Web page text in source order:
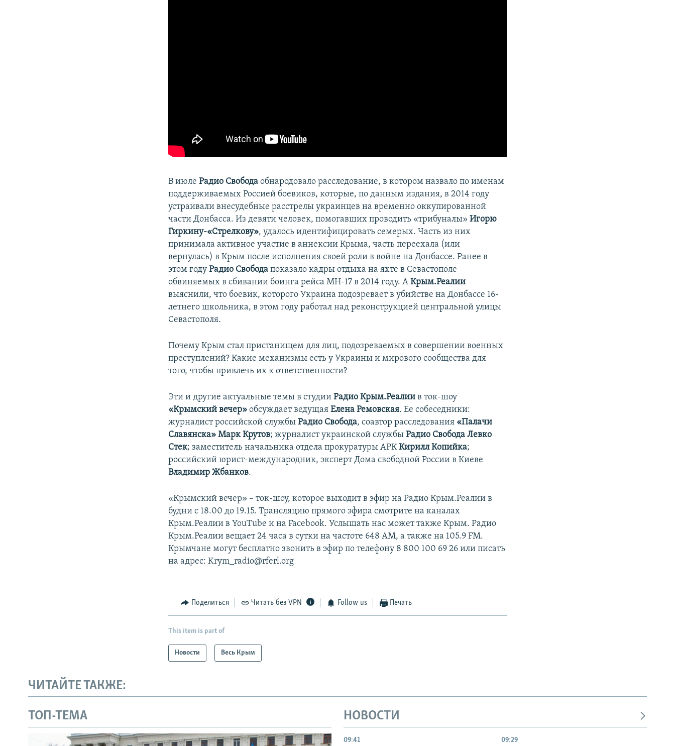
В июлеРадио Свобода обнародовало расследование, в котором назвало по именам
поддерживаемых Россией боевиков, которые, по данным издания, в 2014 году
устраивали внесудебные расстрелы украинцев на временно оккупированной
части Донбасса. Из девяти человек, помогавших проводить «трибуналы»Игорю
Гиркину-«Стрелкову», удалось идентифицировать семерых. Часть из них
принимала активное участие в аннексии Крыма, часть переехала (или
вернулась) в Крым после исполнения своей роли в войне на Донбассе. Ранее в
этом годуРадио Свобода показало кадры отдыха на яхте в Севастополе
обвиняемых в сбивании боинга рейса МН-17 в 2014 году. АКрым.Реалии
выяснили, что боевик, которого Украина подозревает в убийстве на Донбассе 16-
летнего школьника, в этом году работал над реконструкцией центральной улицы
Севастополя.
Почему Крым стал пристанищем для лиц, подозреваемых в совершении военных
преступлений? Какие механизмы есть у Украины и мирового сообщества для
того, чтобы привлечь их к ответственности?
Эти и другие актуальные темы в студииРадио Крым.Реалии в ток-шоу
«Крымский вечер» обсуждает ведущаяЕлена Ремовская. Ее собеседники:
журналист российской службыРадио Свобода, соавтор расследования «Палачи
Славянска» Марк Крутов; журналист украинской службыРадио Свобода Левко
Стек; заместитель начальника отдела прокуратуры АРККирилл Копийка;
российский юрист-международник, эксперт Дома свободной России в Киеве
Владимир Жбанков.
«Крымский вечер» – ток-шоу, которое выходит в эфир на Радио Крым.Реалии в
будни с 18.00 до 19.15. Трансляцию прямого эфира смотрите на каналах
Крым.Реалии в YouTube и на Facebook. Услышать нас может также Крым. Радио
Крым.Реалии вещает 24 часа в сутки на частоте 648 АМ, а также на 105.9 FM.
Крымчане могут бесплатно звонить в эфир по телефону 8 800 100 69 26 или писать
на адрес: Krym_radio@rferl.org
Поделиться Читать без VPN Follow us Печать
This item is part of
Новости Весь Крым
ЧИТАЙТЕ ТАКЖЕ:
ТОП-ТЕМА НОВОСТИ
09:41 09:29